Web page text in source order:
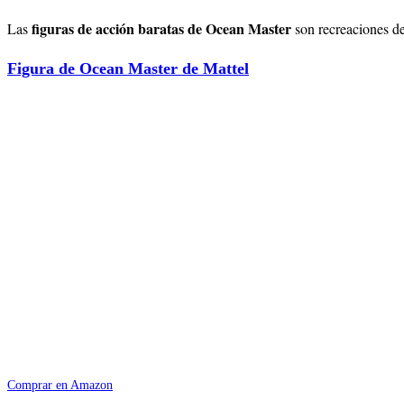
Lasfiguras de acción baratas de Ocean Masterson recreaciones
Figura de Ocean Master de Mattel
Comprar en Amazon